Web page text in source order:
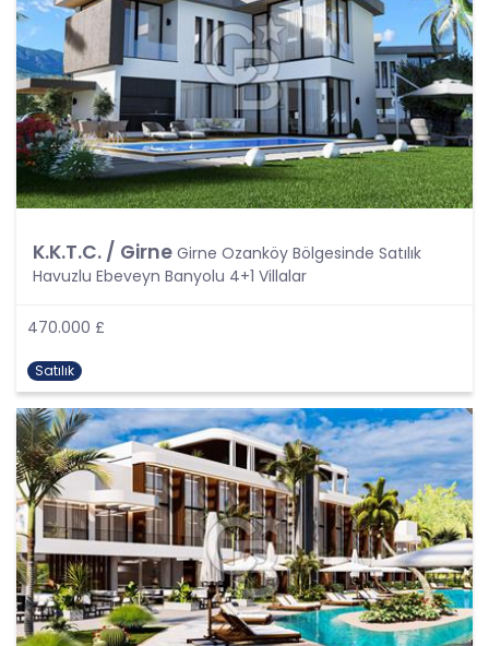
Kanunlarda açıkça öngörülmesi,
Fiili imkansızlık nedeni ile rızasını açıklayamayacak
durumda bulunan veya rızasına hukuki geçerlilik
tanınmayan kişilerin kendileri veya bir başkasının
hayatı veya beden bütünlüğünün korunması için
zorunlu bir durum olması,
Bir sözleşmenin kurulması veya ifasıyla doğrudan
doğruya ilgili olması kaydıyla, sözleşme taraflarına
ait kişisel verilerin işlenmesinin gerekli olması,
getirebilmesi için zorunlu olan durumlarda.
Kişisel verinin ilgili kişisi tarafından alenileştirilmesi,
Bir hakkın tesisi, kullanılması veya korunması için
İlgili kişinin temel hak ve özgürlüklerine zarar
vermemek kaydı ile veri sorumlusunun meşru
menfaatleri için veri işlemesinin zorunlu olması.
2. Özel Nitelikli Kişisel Verilerin İşlenmesi
Kanun kapsamında bir takım kişisel veriler özel
veri kapsamında değerlendirilmiş olup ve CB
Gayrimenkul Franchising Pazarlama ve
Danışmanlık Hizmetleri A.Ş. bu tür verileri ilgilisinin
açık rızası olmaksızın veya Kanun’un 6.
Maddesinin üçücnü fıkrasında düzenlenen
sistisnalar bulunmaksızın işlemeyecektir. Açık rıza;
verileri toplanacak kişiye bu verilerin hangi
K.K.T.C. / Girne Girne Ozanköy Bölgesinde Satılık
Havuzlu Ebeveyn Banyolu 4+1 Villalar
470.000 £
Satılık